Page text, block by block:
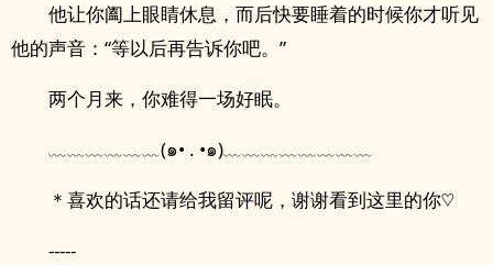
他让你阖上眼睛休息，而后快要睡着的时候你才听见
他的声音：“等以后再告诉你吧。”
两个月来，你难得一场好眠。
﹏﹏﹏﹏﹏﹏(๑• . •๑)﹏﹏﹏﹏﹏﹏﹏﹏
＊喜欢的话还请给我留评呢，谢谢看到这里的你♡
-----